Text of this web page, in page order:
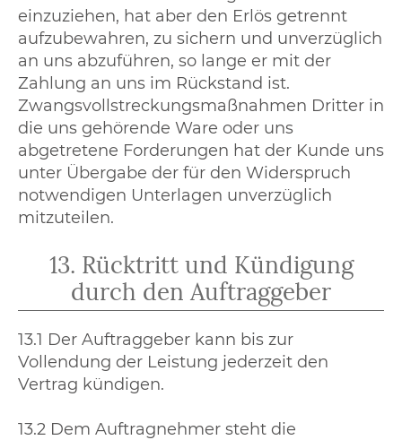
einzuziehen, hat aber den Erlös getrennt
aufzubewahren, zu sichern und unverzüglich
an uns abzuführen, so lange er mit der
Zahlung an uns im Rückstand ist.
Zwangsvollstreckungsmaßnahmen Dritter in
die uns gehörende Ware oder uns
abgetretene Forderungen hat der Kunde uns
unter Übergabe der für den Widerspruch
notwendigen Unterlagen unverzüglich
mitzuteilen.
13. Rücktritt und Kündigung
durch den Auftraggeber
13.1 Der Auftraggeber kann bis zur
Vollendung der Leistung jederzeit den
Vertrag kündigen.
13.2 Dem Auftragnehmer steht die